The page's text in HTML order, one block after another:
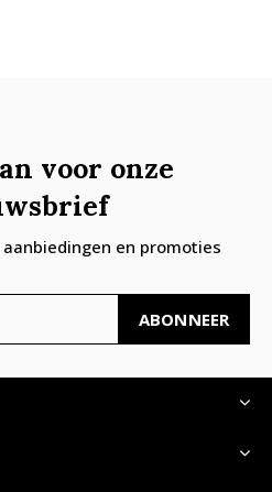
voor onze
en promoties
ABONNEER